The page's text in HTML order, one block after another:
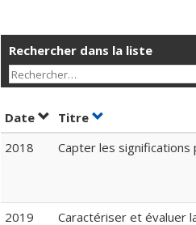
Rechercher dans la liste
Date Trier par date en ordre
Titre Trier par titre en
2018
Capter les significations
2019
Caractériser et évaluer